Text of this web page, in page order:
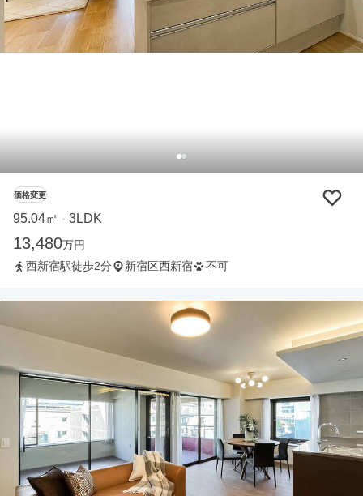
価格変更
95.04㎡ ・ 3LDK
13,480万円
西新宿駅徒歩2分
新宿区西新宿 不可